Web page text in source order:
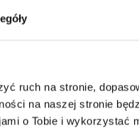
ruch na stronie,
na naszej stronie
o Tobie i wykorzystać
wykonane są z
nawiewno-wywiewne o